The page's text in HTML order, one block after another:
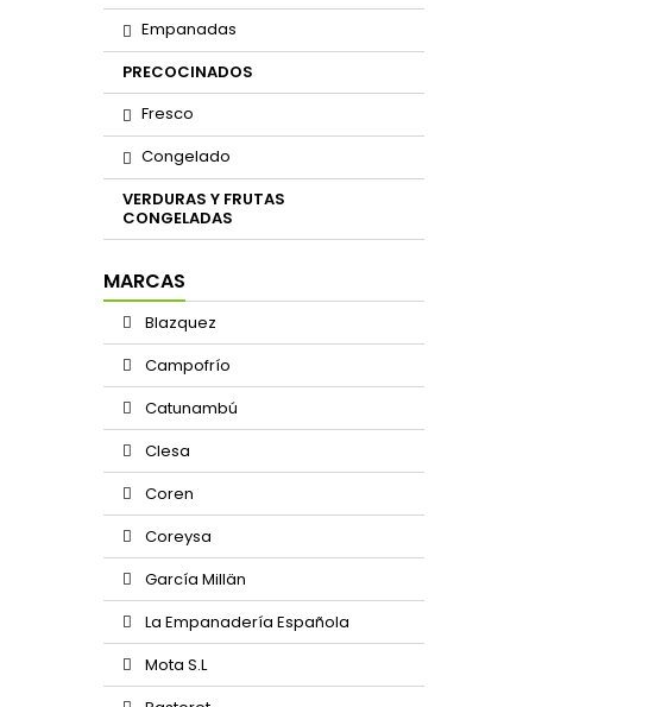
Empanadas
PRECOCINADOS
Fresco
Congelado
VERDURAS Y FRUTAS
CONGELADAS
MARCAS
Blazquez
Campofrío
Catunambú
Clesa
Coren
Coreysa
García Millän
La Empanadería Española
Mota S.L